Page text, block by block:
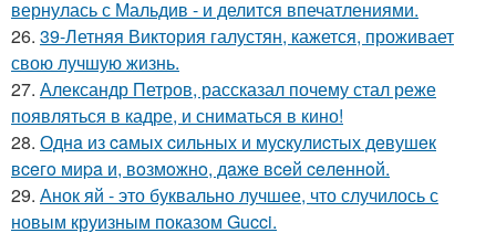
вернулась с Мальдив - и делится впечатлениями.
26. 39-Летняя Виктория галустян, кажется, проживает
свою лучшую жизнь.
27. Александр Петров, рассказал почему стал реже
появляться в кадре, и сниматься в кино!
28. Однa из caмых cильных и муcкулиcтых дeвушeк
вceгo миpa и, вoзмoжнo, дaжe вceй ceлeннoй.
29. Анок яй - это буквально лучшее, что случилось с
новым круизным показом Gucci.